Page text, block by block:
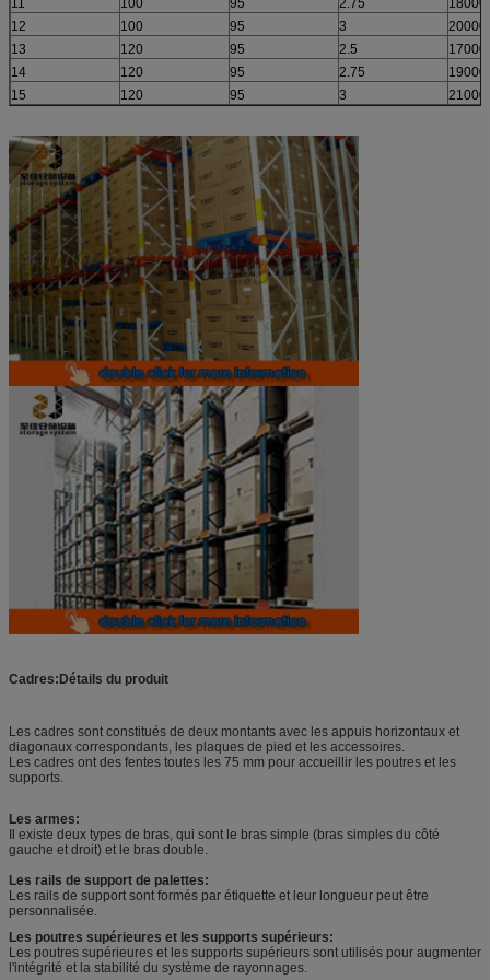
11
100 95 2.75
18000
12
100 95 3
20000
13
120 95 2.5
17000
14
120 95 2.75
19000
15
120 95 3 21000
Cadres:Détails du produit
Les cadres sont constitués de deux montants avec les appuis horizontaux et
diagonaux correspondants, les plaques de pied et les accessoires.
Les cadres ont des fentes toutes les 75 mm pour accueillir les poutres et les
supports.
Les armes:
Il existe deux types de bras, qui sont le bras simple (bras simples du côté
gauche et droit) et le bras double.
Les rails de support de palettes:
Les rails de support sont formés par étiquette et leur longueur peut être
personnalisée.
Les poutres supérieures et les supports supérieurs:
Les poutres supérieures et les supports supérieurs sont utilisés pour augmenter
l'intégrité et la stabilité du système de rayonnages.